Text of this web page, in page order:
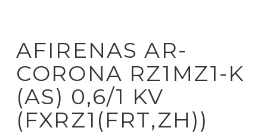
ao buscador de produtos
AFIRENAS AR-
CORONA RZ1MZ1-K
(AS) 0,6/1 KV
(FXRZ1(FRT,ZH))